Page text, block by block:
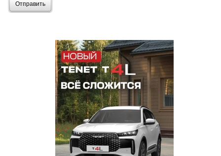
Отправить